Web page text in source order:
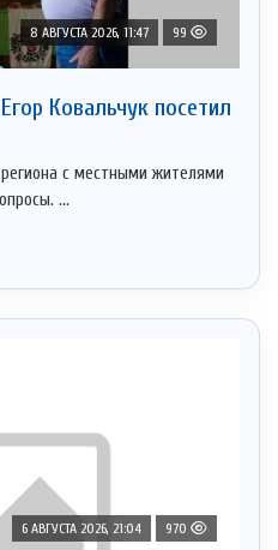
8 АВГУСТА 2026, 11:47 99
Ковальчук посетил
с местными жителями
...
6 АВГУСТА 2026, 21:04 970